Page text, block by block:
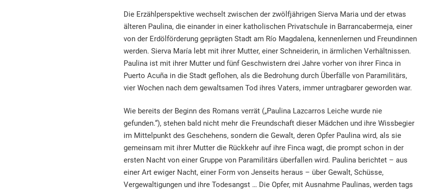
Die Erzählperspektive wechselt zwischen der zwölfjährigen Sierva Maria und der etwas
älteren Paulina, die einander in einer katholischen Privatschule in Barrancabermeja, einer
von der Erdölförderung geprägten Stadt am Río Magdalena, kennenlernen und Freundinnen
werden. Sierva María lebt mit ihrer Mutter, einer Schneiderin, in ärmlichen Verhältnissen.
Paulina ist mit ihrer Mutter und fünf Geschwistern drei Jahre vorher von ihrer Finca in
Puerto Acuña in die Stadt geflohen, als die Bedrohung durch Überfälle von Paramilitärs,
vier Wochen nach dem gewaltsamen Tod ihres Vaters, immer untragbarer geworden war.
Wie bereits der Beginn des Romans verrät („Paulina Lazcarros Leiche wurde nie
gefunden.“), stehen bald nicht mehr die Freundschaft dieser Mädchen und ihre Wissbegier
im Mittelpunkt des Geschehens, sondern die Gewalt, deren Opfer Paulina wird, als sie
gemeinsam mit ihrer Mutter die Rückkehr auf ihre Finca wagt, die prompt schon in der
ersten Nacht von einer Gruppe von Paramilitärs überfallen wird. Paulina berichtet – aus
einer Art ewiger Nacht, einer Form von Jenseits heraus – über Gewalt, Schüsse,
Vergewaltigungen und ihre Todesangst … Die Opfer, mit Ausnahme Paulinas, werden tags